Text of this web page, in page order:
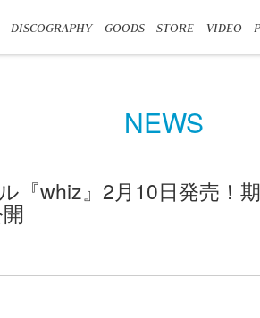
DISCOGRAPHY GOODS STORE VIDEO
NEWS
『whiz』2月10日発売！